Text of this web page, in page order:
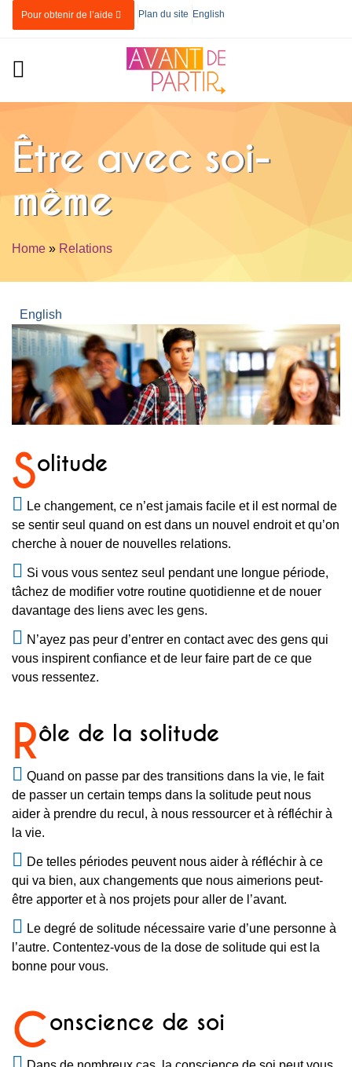
Skip to main content
Pour obtenir de l’aide Plan du site English
Être avec soi-
même
You are here
Home » Relations
English
Solitude
Le changement, ce n’est jamais facile et il est normal de
se sentir seul quand on est dans un nouvel endroit et qu’on
cherche à nouer de nouvelles relations.
Si vous vous sentez seul pendant une longue période,
tâchez de modifier votre routine quotidienne et de nouer
davantage des liens avec les gens.
N’ayez pas peur d’entrer en contact avec des gens qui
vous inspirent confiance et de leur faire part de ce que
vous ressentez.
Rôle de la solitude
Quand on passe par des transitions dans la vie, le fait
de passer un certain temps dans la solitude peut nous
aider à prendre du recul, à nous ressourcer et à réfléchir à
la vie.
De telles périodes peuvent nous aider à réfléchir à ce
qui va bien, aux changements que nous aimerions peut-
être apporter et à nos projets pour aller de l’avant.
Le degré de solitude nécessaire varie d’une personne à
l’autre. Contentez-vous de la dose de solitude qui est la
bonne pour vous.
Conscience de soi